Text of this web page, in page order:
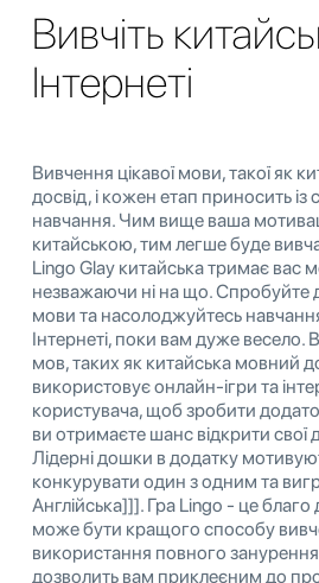
Вивчіть
Інтернеті
Вивчення цікавої мови, такої як
досвід, і кожен етап приносить із
навчання. Чим вище ваша
китайською, тим легше буде
Lingo Glay китайська тримає вас
незважаючи ні на що. Спробуйте
мови та насолоджуйтесь
Інтернеті, поки вам дуже весело.
мов, таких як китайська мовний
використовує онлайн-ігри та
користувача, щоб зробити
ви отримаєте шанс відкрити свої
Лідерні дошки в додатку
конкурувати один з одним та
Англійська]]]. Гра Lingo - це
може бути кращого способу
використання повного занурення.
дозволить вам приклеєним до